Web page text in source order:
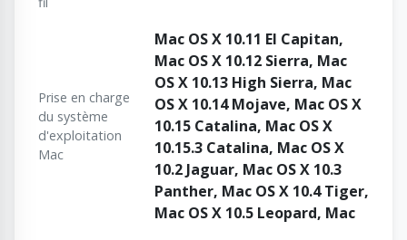
Prise en charge
du système
d'exploitation
Mac
Mac OS X 10.11 El Capitan,
Mac OS X 10.12 Sierra, Mac
OS X 10.13 High Sierra, Mac
OS X 10.14 Mojave, Mac OS X
10.15 Catalina, Mac OS X
10.15.3 Catalina, Mac OS X
10.2 Jaguar, Mac OS X 10.3
Panther, Mac OS X 10.4 Tiger,
Mac OS X 10.5 Leopard, Mac